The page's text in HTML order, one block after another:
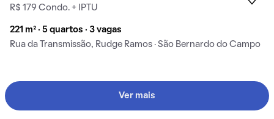
R$ 179 Condo. + IPTU
221 m² · 5 quartos · 3 vagas
Rua da Transmissão, Rudge Ramos · São Bernardo do Campo
Ver mais